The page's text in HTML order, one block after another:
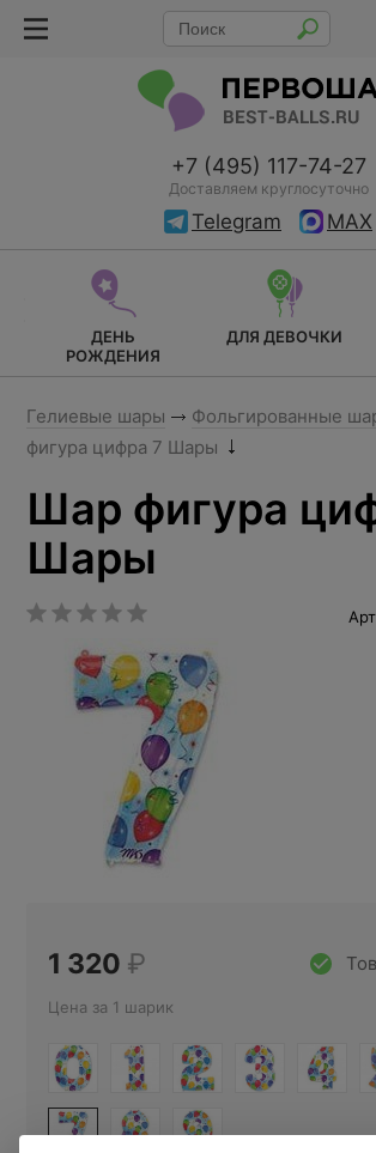
+7 (495) 117-74-27
Доставляем круглосуточно
Telegram MAX
ДЕНЬ
РОЖДЕНИЯ
ДЛЯ ДЕВОЧКИ
Гелиевые шары Фольгированные
фигура цифра 7 Шары
Шар фигура
Шары
1 320 ₽
Цена за 1 шарик